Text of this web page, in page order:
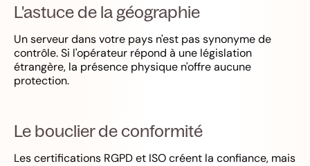
L'astuce de la géographie
Un serveur dans votre pays n'est pas synonyme de
contrôle. Si l'opérateur répond à une législation
étrangère, la présence physique n'offre aucune
protection.
Le bouclier de conformité
Les certifications RGPD et ISO créent la confiance, mais